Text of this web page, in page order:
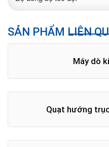
SẢN PHẨM LIÊN
Máy dò
Quạt hướng